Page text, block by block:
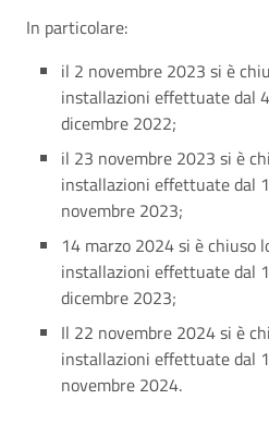
In particolare:
il 2 novembre 2023 si è
installazioni effettuate dal
dicembre 2022;
il 23 novembre 2023 si è
installazioni effettuate dal
novembre 2023;
14 marzo 2024 si è chiuso
installazioni effettuate dal
dicembre 2023;
Il 22 novembre 2024 si è
installazioni effettuate dal
novembre 2024.